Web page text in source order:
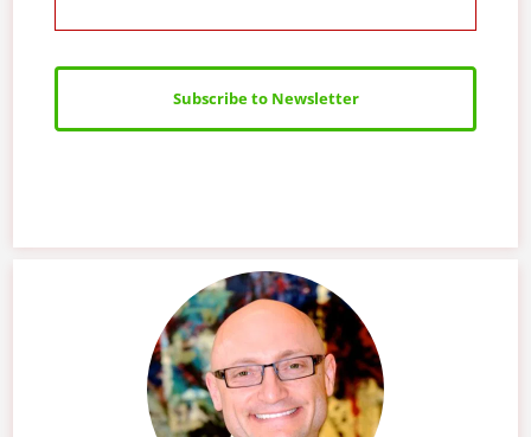
Subscribe to Newsletter